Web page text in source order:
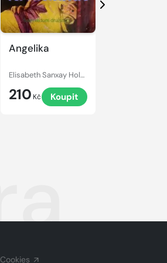
Angelika
Elisabeth Sanxay Holding
210 Kč Koupit
Další
Cookies